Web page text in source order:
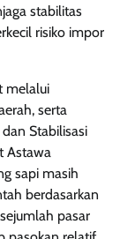
stabilitas
risiko impor
melalui
serta
Stabilisasi
Astawa
sapi masih
berdasarkan
pasar